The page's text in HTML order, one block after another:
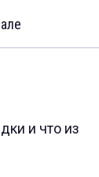
и что из